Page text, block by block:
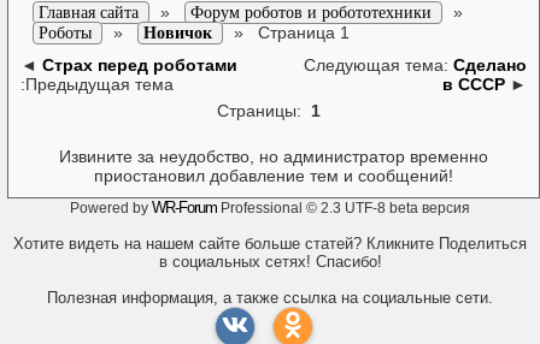
Главная сайта » Форум роботов и робототехники »
Роботы » Новичок » Страница 1
◄ Страх перед роботами
:Предыдущая тема
Следующая тема: Сделано
в СССР ►
Страницы: 1
Извините за неудобство, но администратор временно
приостановил добавление тем и сообщений!
Powered by WR-Forum Professional © 2.3 UTF-8 beta версия
Хотите видеть на нашем сайте больше статей? Кликните Поделиться
в социальных сетях! Спасибо!
Полезная информация, а также ссылка на социальные сети.